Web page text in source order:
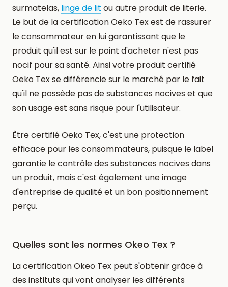
surmatelas, linge de lit ou autre produit de literie.
Le but de la certification Oeko Tex est de rassurer
le consommateur en lui garantissant que le
produit qu'il est sur le point d'acheter n'est pas
nocif pour sa santé. Ainsi votre produit certifié
Oeko Tex se différencie sur le marché par le fait
qu'il ne possède pas de substances nocives et que
son usage est sans risque pour l'utilisateur.
Être certifié Oeko Tex, c'est une protection
efficace pour les consommateurs, puisque le label
garantie le contrôle des substances nocives dans
un produit, mais c'est également une image
d'entreprise de qualité et un bon positionnement
perçu.
Quelles sont les normes Okeo Tex ?
La certification Okeo Tex peut s'obtenir grâce à
des instituts qui vont analyser les différents